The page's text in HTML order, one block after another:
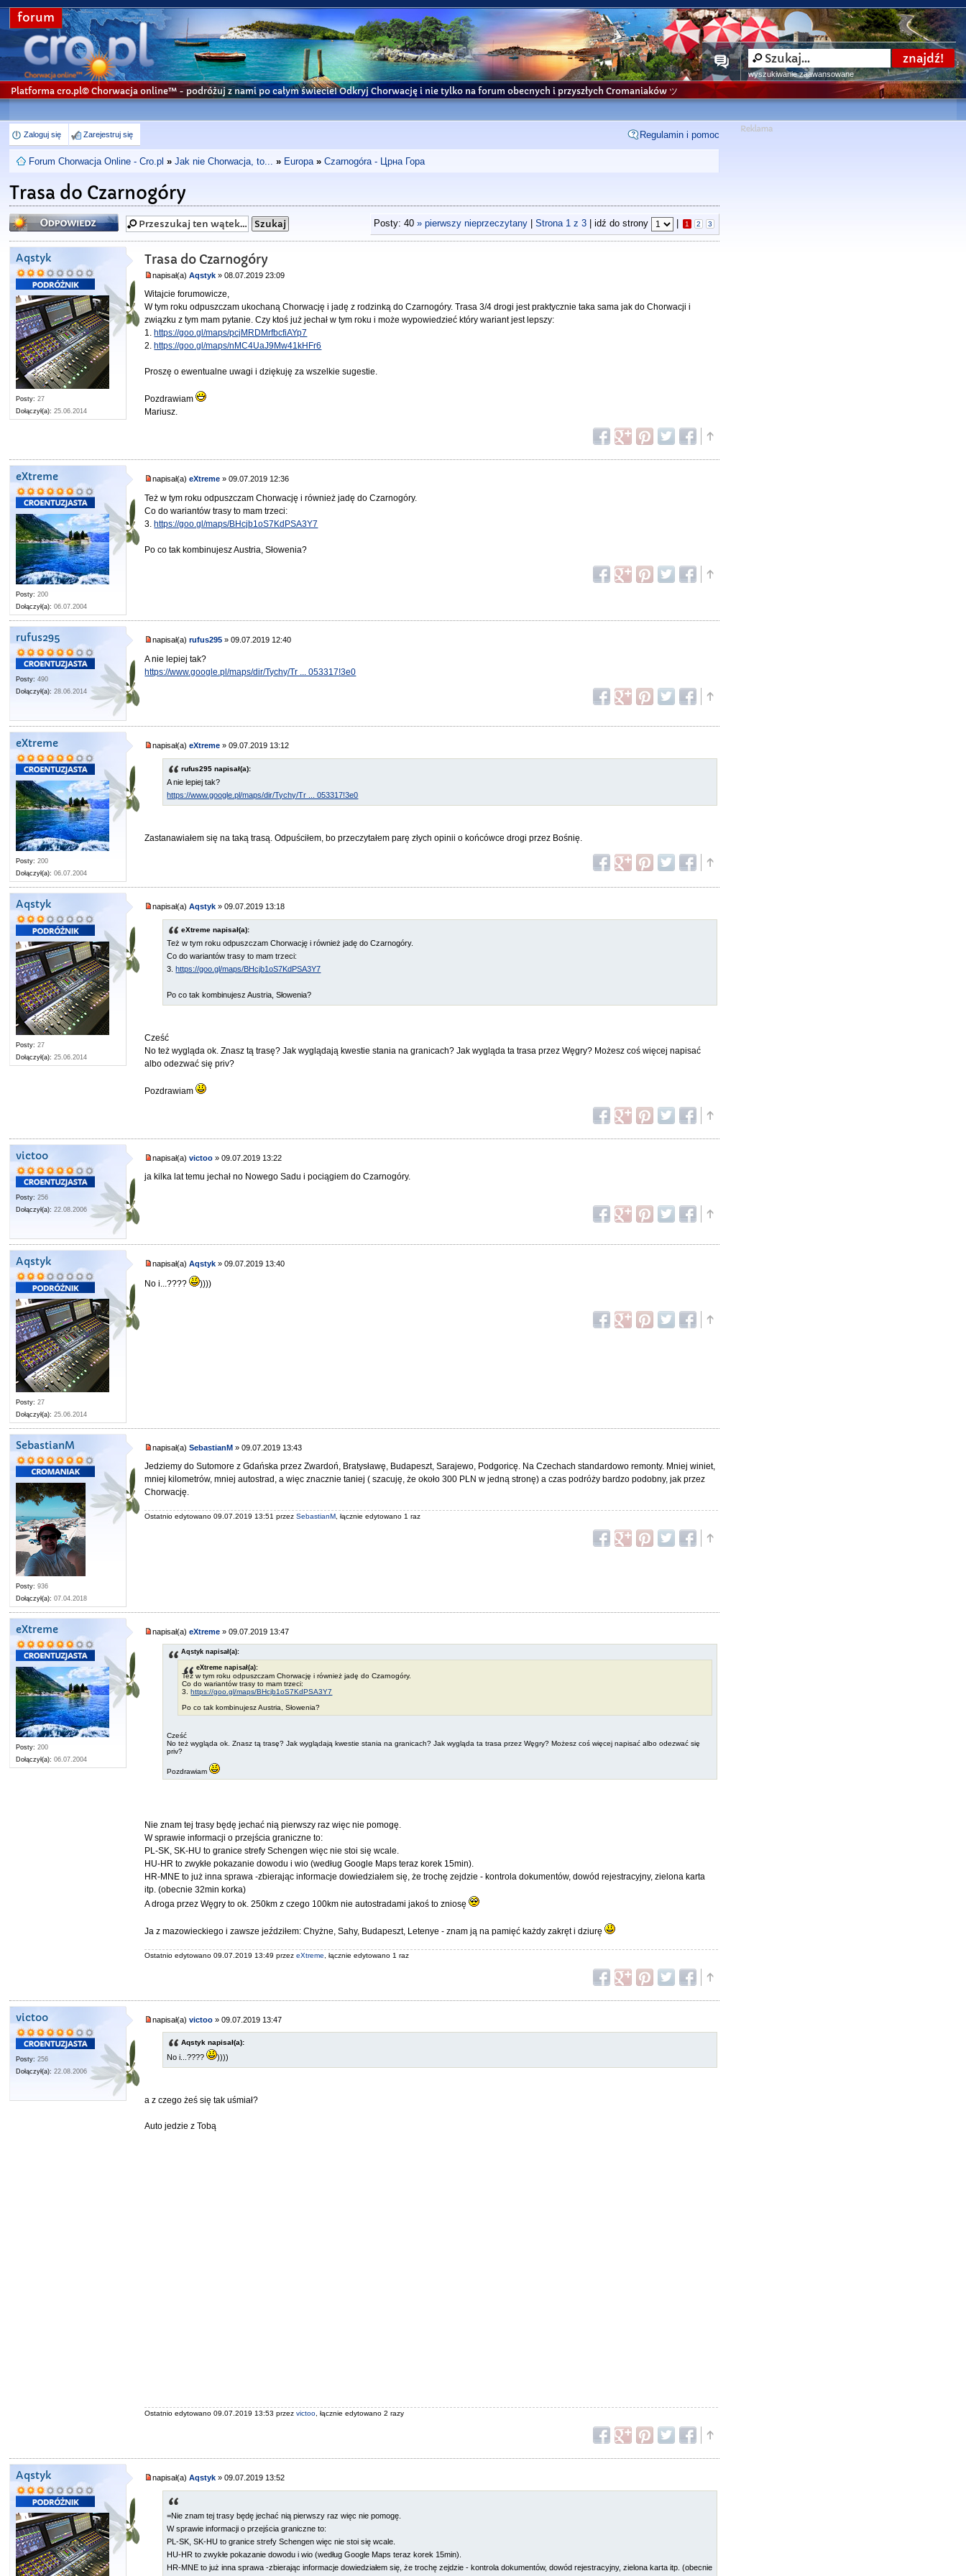
forum
wyszukiwanie zaawansowane
Platforma cro.pl© Chorwacja online™ - podróżuj z nami po całym świecie! Odkryj Chorwację i nie tylko na forum obecnych i przyszłych Cromaniaków ツ
Zaloguj się Zarejestruj się Regulamin i pomoc
Forum Chorwacja Online - Cro.pl » Jak nie Chorwacja, to... » Europa » Czarnogóra - Црна Гора
Trasa do Czarnogóry
Odpowiedz Posty: 40 » pierwszy nieprzeczytany| Strona 1z 3| idź do strony 1 2 3
Aqstyk
Posty: 27
Dołączył(a): 25.06.2014
Trasa do Czarnogóry
napisał(a)Aqstyk » 08.07.2019 23:09
Witajcie forumowicze,
W tym roku odpuszczam ukochaną Chorwację i jadę z rodzinką do Czarnogóry. Trasa 3/4 drogi jest praktycznie taka sama jak do Chorwacji i
związku z tym mam pytanie. Czy ktoś już jechał w tym roku i może wypowiedzieć który wariant jest lepszy:
1. https://goo.gl/maps/pcjMRDMrfbcfiAYp7
2. https://goo.gl/maps/nMC4UaJ9Mw41kHFr6
Proszę o ewentualne uwagi i dziękuję za wszelkie sugestie.
Pozdrawiam
Mariusz.
eXtreme
Posty: 200
Dołączył(a): 06.07.2004
napisał(a)eXtreme » 09.07.2019 12:36
Też w tym roku odpuszczam Chorwację i również jadę do Czarnogóry.
Co do wariantów trasy to mam trzeci:
3. https://goo.gl/maps/BHcjb1oS7KdPSA3Y7
Po co tak kombinujesz Austria, Słowenia?
rufus295
Posty: 490
Dołączył(a): 28.06.2014
napisał(a)rufus295 » 09.07.2019 12:40
A nie lepiej tak?
https://www.google.pl/maps/dir/Tychy/Tr ... 053317!3e0
eXtreme
Posty: 200
Dołączył(a): 06.07.2004
napisał(a)eXtreme » 09.07.2019 13:12
rufus295 napisał(a):
A nie lepiej tak?
https://www.google.pl/maps/dir/Tychy/Tr ... 053317!3e0
Zastanawiałem się na taką trasą. Odpuściłem, bo przeczytałem parę złych opinii o końcówce drogi przez Bośnię.
Aqstyk
Posty: 27
Dołączył(a): 25.06.2014
napisał(a)Aqstyk » 09.07.2019 13:18
eXtreme napisał(a):
Też w tym roku odpuszczam Chorwację i również jadę do Czarnogóry.
Co do wariantów trasy to mam trzeci:
3.https://goo.gl/maps/BHcjb1oS7KdPSA3Y7
Po co tak kombinujesz Austria, Słowenia?
Cześć
No też wygląda ok. Znasz tą trasę? Jak wyglądają kwestie stania na granicach? Jak wygląda ta trasa przez Węgry? Możesz coś więcej napisać
albo odezwać się priv?
Pozdrawiam
victoo
Posty: 256
Dołączył(a): 22.08.2006
napisał(a)victoo » 09.07.2019 13:22
ja kilka lat temu jechał no Nowego Sadu i pociągiem do Czarnogóry.
Aqstyk
Posty: 27
Dołączył(a): 25.06.2014
napisał(a)Aqstyk » 09.07.2019 13:40
No i...???? ))))
SebastianM
Posty: 936
Dołączył(a): 07.04.2018
napisał(a)SebastianM » 09.07.2019 13:43
Jedziemy do Sutomore z Gdańska przez Zwardoń, Bratysławę, Budapeszt, Sarajewo, Podgoricę. Na Czechach standardowo remonty. Mniej winiet,
mniej kilometrów, mniej autostrad, a więc znacznie taniej ( szacuję, że około 300 PLN w jedną stronę) a czas podróży bardzo podobny, jak przez
Chorwację.
Ostatnio edytowano 09.07.2019 13:51 przezSebastianM , łącznie edytowano 1 raz
eXtreme
Posty: 200
Dołączył(a): 06.07.2004
napisał(a)eXtreme » 09.07.2019 13:47
Aqstyk napisał(a):
eXtreme napisał(a):
Też w tym roku odpuszczam Chorwację i również jadę do Czarnogóry.
Co do wariantów trasy to mam trzeci:
3.https://goo.gl/maps/BHcjb1oS7KdPSA3Y7
Po co tak kombinujesz Austria, Słowenia?
Cześć
No też wygląda ok. Znasz tą trasę? Jak wyglądają kwestie stania na granicach? Jak wygląda ta trasa przez Węgry? Możesz coś więcej napisać albo odezwać się
priv?
Pozdrawiam
Nie znam tej trasy będę jechać nią pierwszy raz więc nie pomogę.
W sprawie informacji o przejścia graniczne to:
PL-SK, SK-HU to granice strefy Schengen więc nie stoi się wcale.
HU-HR to zwykłe pokazanie dowodu i wio (według Google Maps teraz korek 15min).
HR-MNE to już inna sprawa -zbierając informacje dowiedziałem się, że trochę zejdzie - kontrola dokumentów, dowód rejestracyjny, zielona karta
itp. (obecnie 32min korka)
A droga przez Węgry to ok. 250km z czego 100km nie autostradami jakoś to zniosę
Ja z mazowieckiego i zawsze jeździłem: Chyżne, Sahy, Budapeszt, Letenye - znam ją na pamięć każdy zakręt i dziurę
Ostatnio edytowano 09.07.2019 13:49 przezeXtreme , łącznie edytowano 1 raz
victoo
Posty: 256
Dołączył(a): 22.08.2006
napisał(a)victoo » 09.07.2019 13:47
Aqstyk napisał(a):
No i...???? ))))
a z czego żeś się tak uśmiał?
Auto jedzie z Tobą
Ostatnio edytowano 09.07.2019 13:53 przezvictoo, łącznie edytowano 2 razy
Aqstyk napisał(a)Aqstyk » 09.07.2019 13:52
=Nie znam tej trasy będę jechać nią pierwszy raz więc nie pomogę.
W sprawie informacji o przejścia graniczne to:
PL-SK, SK-HU to granice strefy Schengen więc nie stoi się wcale.
HU-HR to zwykłe pokazanie dowodu i wio (według Google Maps teraz korek 15min).
HR-MNE to już inna sprawa -zbierając informacje dowiedziałem się, że trochę zejdzie - kontrola dokumentów, dowód rejestracyjny, zielona karta itp. (obecnie